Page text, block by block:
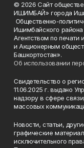
© 2026 Сайт
ИШИМБАЙ» города
Общественно-
Ишимбайского
Агентством по
и Акционерным
Башкортостан».
Об использовании
Свидетельство о
11.06.2025 г. выдано
надзору в сфере
массовых
Новости, статьи,
графические
исключительного